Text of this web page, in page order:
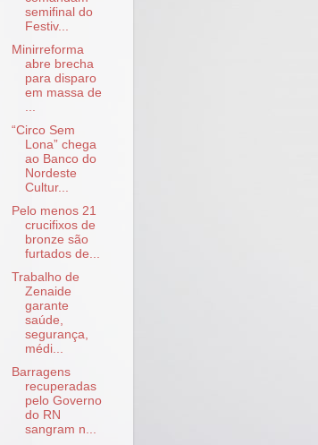
semifinal do
Festiv...
Minirreforma
abre brecha
para disparo
em massa de
“Circo Sem
Lona” chega
ao Banco do
Nordeste
Cultur...
Pelo menos 21
crucifixos de
bronze são
furtados de...
Trabalho de
Zenaide
garante
saúde,
segurança,
médi...
Barragens
recuperadas
pelo Governo
do RN
sangram n...